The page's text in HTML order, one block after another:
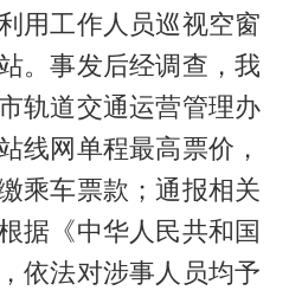
用工作人员巡视空窗
。事发后经调查，我
轨道交通运营管理办
线网单程最高票价，
乘车票款；通报相关
据《中华人民共和国
依法对涉事人员均予